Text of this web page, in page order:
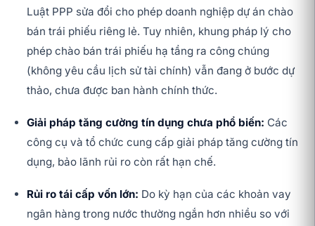
Luật PPP sửa đổi cho phép doanh nghiệp dự án chào
bán trái phiếu riêng lẻ. Tuy nhiên, khung pháp lý cho
phép chào bán trái phiếu hạ tầng ra công chúng
(không yêu cầu lịch sử tài chính) vẫn đang ở bước dự
thảo, chưa được ban hành chính thức.
Giải pháp tăng cường tín dụng chưa phổ biến: Các
công cụ và tổ chức cung cấp giải pháp tăng cường tín
dụng, bảo lãnh rủi ro còn rất hạn chế.
Rủi ro tái cấp vốn lớn: Do kỳ hạn của các khoản vay
ngân hàng trong nước thường ngắn hơn nhiều so với